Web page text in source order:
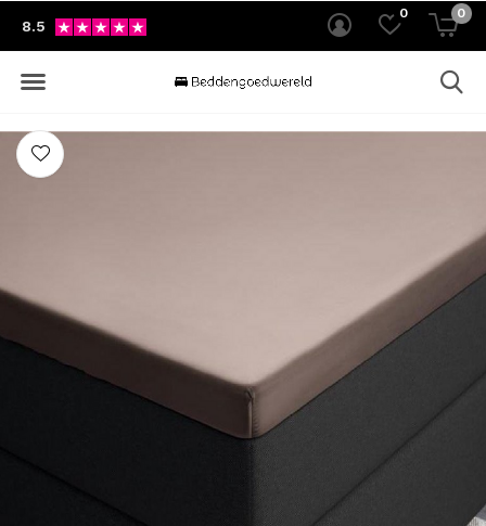
0 0
8.5